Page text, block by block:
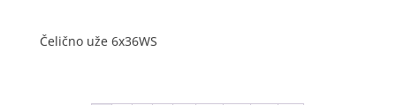
Čelično uže 6x36WS